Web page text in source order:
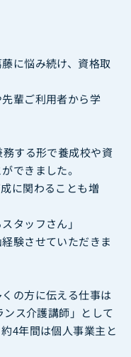
に悩み続け、資格取
輩ご利用者から学
する形で養成校や資
できました。
に関わることも増
タッフさん」
験させていただきま
の方に伝える仕事は
ス介護講師」として
4年間は個人事業主と